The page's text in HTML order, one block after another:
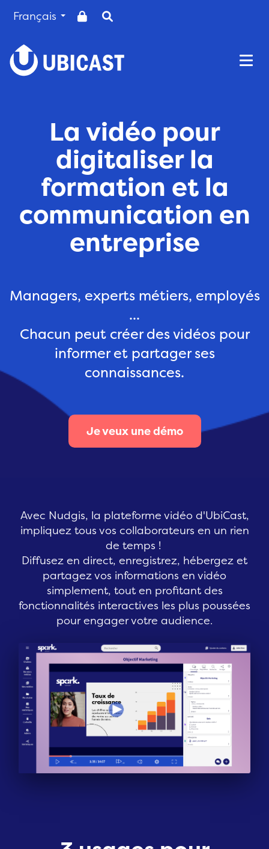
Français
La vidéo pour
digitaliser la
formation et la
communication en
entreprise
Managers, experts métiers, employés
...
Chacun peut créer des vidéos pour
informer et partager ses
connaissances.
Je veux une démo
Avec Nudgis, la plateforme vidéo d'UbiCast,
impliquez tous vos collaborateurs en un rien
de temps !
Diffusez en direct, enregistrez, hébergez et
partagez vos informations en vidéo
simplement, tout en profitant des
fonctionnalités interactives les plus poussées
pour engager votre audience.